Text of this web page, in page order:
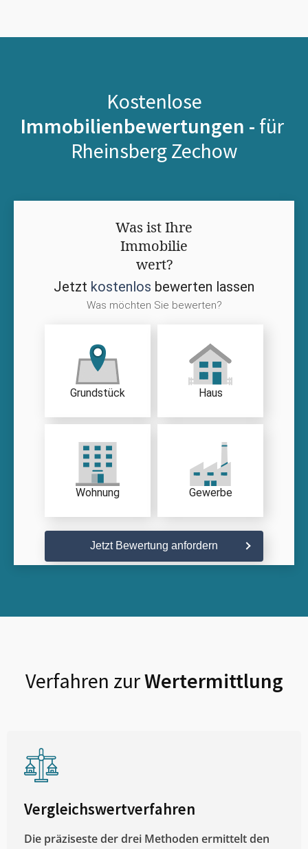
Kostenlose
Immobilienbewertungen - für
Rheinsberg Zechow
Was ist Ihre
Immobilie
wert?
Jetzt kostenlos bewerten lassen
Was möchten Sie bewerten?
Grundstück Haus
Wohnung Gewerbe
Jetzt Bewertung anfordern
Verfahren zurWertermittlung
Vergleichswertverfahren
Die präziseste der drei Methoden ermittelt den